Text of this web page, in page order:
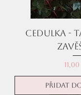
Cedulka -
Cena
Přidat